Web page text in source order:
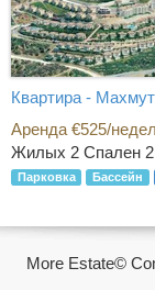
Квартира -
Аренда €525/
Жилых 2 Спален 2
Парковка Бассейн
More Estate©